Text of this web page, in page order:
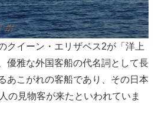
クイーン・エリザベス2が「洋上
優雅な外国客船の代名詞として長
あこがれの客船であり、その日本
の見物客が来たといわれていま